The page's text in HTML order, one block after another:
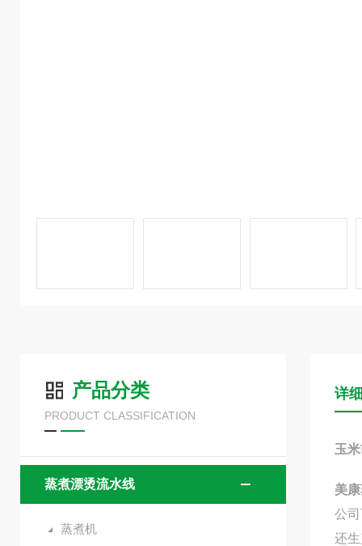
产品分类
PRODUCT CLASSIFICATION
蒸煮漂烫流水线
蒸煮机
详
玉
美
公
还